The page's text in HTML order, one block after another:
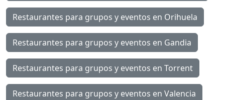
Restaurantes para grupos y eventos en Orihuela
Restaurantes para grupos y eventos en Gandia
Restaurantes para grupos y eventos en Torrent
Restaurantes para grupos y eventos en Valencia